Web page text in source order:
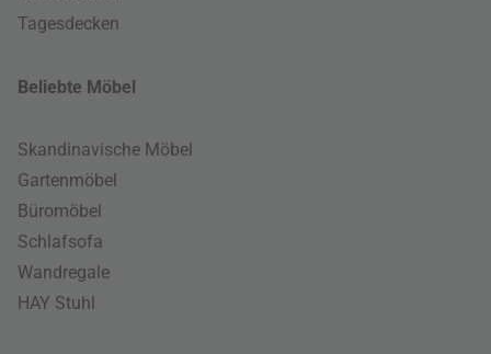
Tagesdecken
Beliebte Möbel
Skandinavische Möbel
Gartenmöbel
Büromöbel
Schlafsofa
Wandregale
HAY Stuhl